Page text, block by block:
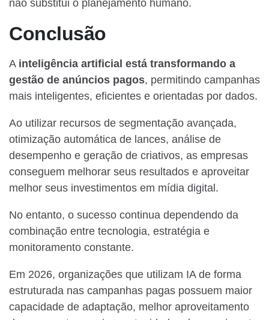
não substitui o planejamento humano.
Conclusão
A inteligência artificial está transformando a
gestão de anúncios pagos, permitindo campanhas
mais inteligentes, eficientes e orientadas por dados.
Ao utilizar recursos de segmentação avançada,
otimização automática de lances, análise de
desempenho e geração de criativos, as empresas
conseguem melhorar seus resultados e aproveitar
melhor seus investimentos em mídia digital.
No entanto, o sucesso continua dependendo da
combinação entre tecnologia, estratégia e
monitoramento constante.
Em 2026, organizações que utilizam IA de forma
estruturada nas campanhas pagas possuem maior
capacidade de adaptação, melhor aproveitamento